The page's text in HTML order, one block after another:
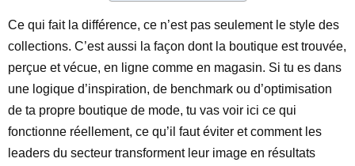
Ce qui fait la différence, ce n’est pas seulement le style des
collections. C’est aussi la façon dont la boutique est trouvée,
perçue et vécue, en ligne comme en magasin. Si tu es dans
une logique d’inspiration, de benchmark ou d’optimisation
de ta propre boutique de mode, tu vas voir ici ce qui
fonctionne réellement, ce qu’il faut éviter et comment les
leaders du secteur transforment leur image en résultats